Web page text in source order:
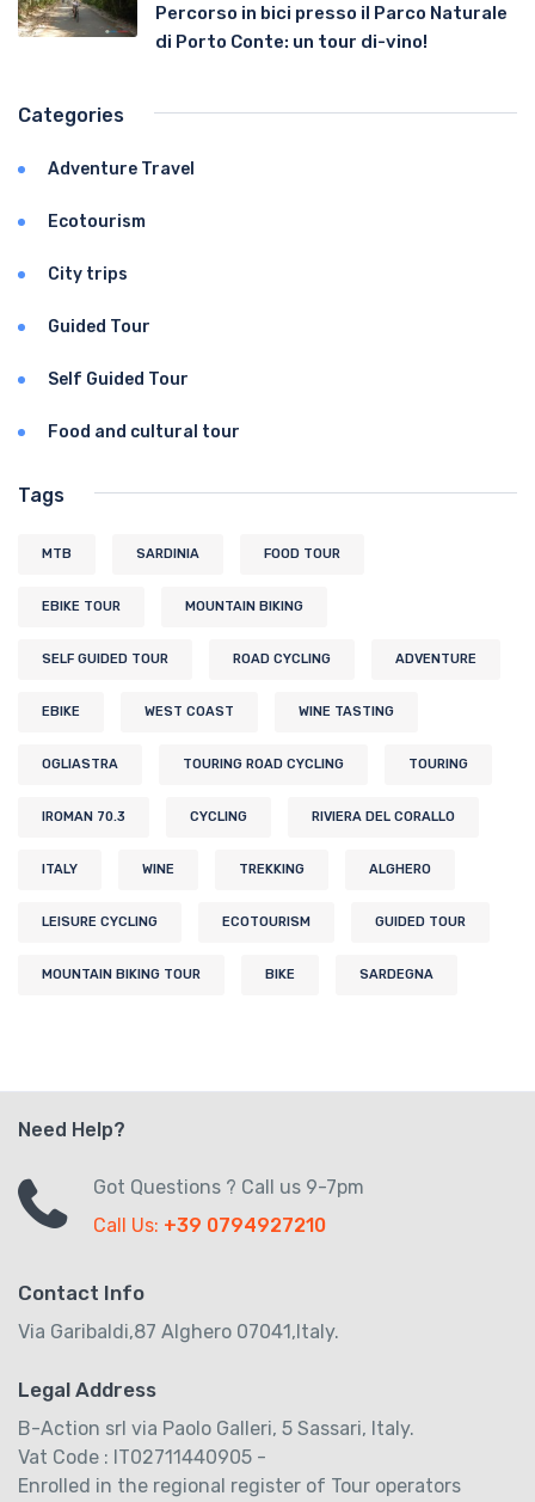
Percorso in bici presso il Parco Naturale
di Porto Conte: un tour di-vino!
Categories
Adventure Travel
Ecotourism
City trips
Guided Tour
Self Guided Tour
Food and cultural tour
Tags
MTB SARDINIA FOOD TOUR
EBIKE TOUR MOUNTAIN BIKING
SELF GUIDED TOUR ROAD CYCLING ADVENTURE
EBIKE WEST COAST WINE TASTING
OGLIASTRA TOURING ROAD CYCLING TOURING
IROMAN 70.3 CYCLING RIVIERA DEL CORALLO
ITALY WINE TREKKING ALGHERO
LEISURE CYCLING ECOTOURISM GUIDED TOUR
MOUNTAIN BIKING TOUR BIKE SARDEGNA
Need Help?
Got Questions ? Call us 9-7pm
Call Us: +39 0794927210
Contact Info
Via Garibaldi,87 Alghero 07041,Italy.
Legal Address
B-Action srl via Paolo Galleri, 5 Sassari, Italy.
Vat Code : IT02711440905 -
Enrolled in the regional register of Tour operators